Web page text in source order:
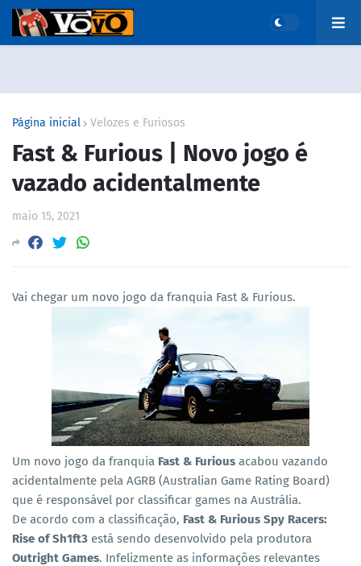
Página inicial Velozes e Furiosos
Fast & Furious | Novo jogo é
vazado acidentalmente
maio 15, 2021
Vai chegar um novo jogo da franquia Fast & Furious.
Um novo jogo da franquia Fast & Furious acabou vazando
acidentalmente pela AGRB (Australian Game Rating Board)
que é responsável por classificar games na Austrália.
De acordo com a classificação, Fast & Furious Spy Racers:
Rise of Sh1ft3 está sendo desenvolvido pela produtora
Outright Games. Infelizmente as informações relevantes